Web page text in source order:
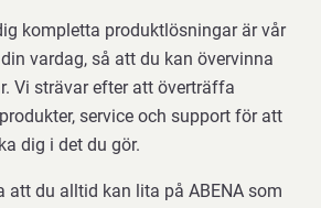
kompletta produktlösningar är vår
vardag, så att du kan övervinna
Vi strävar efter att överträffa
service och support för att
dig i det du gör.
att du alltid kan lita på ABENA som